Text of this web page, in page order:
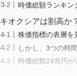
時価総額ランキン
キオクシアは割高か
株価指標の表層を
しかし、3つの時
時価総額24兆円が